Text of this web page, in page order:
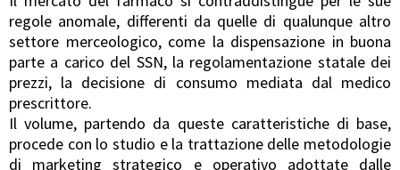
regole anomale, differenti da quelle di qualunque altro
settore merceologico, come la dispensazione in buona
parte a carico del SSN, la regolamentazione statale dei
prezzi, la decisione di consumo mediata dal medico
prescrittore.
Il volume, partendo da queste caratteristiche di base,
procede con lo studio e la trattazione delle metodologie
di marketing strategico e operativo adottate dalle